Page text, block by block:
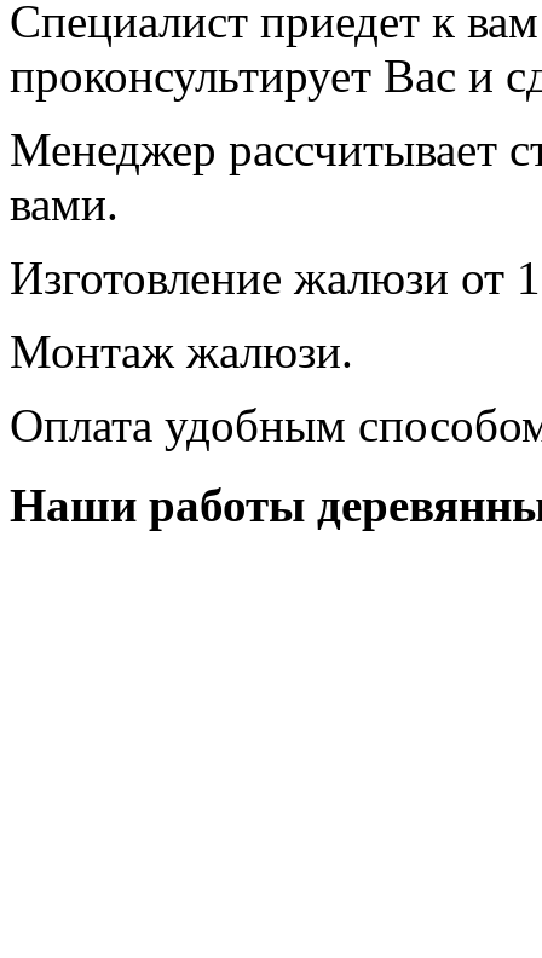
Специалист приедет к
проконсультирует Вас и
Менеджер рассчитывает
вами.
Изготовление жалюзи от
Монтаж жалюзи.
Оплата удобным
Наши работы